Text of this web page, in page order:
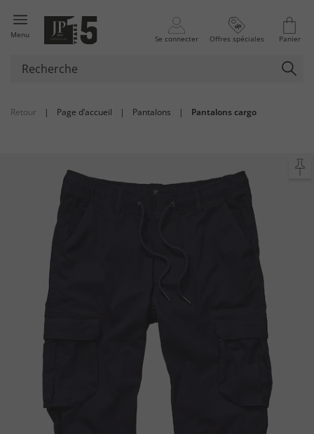
Menu Se connecter Offres spéciales Panier
Retour | Page d’accueil | Pantalons | Pantalons cargo